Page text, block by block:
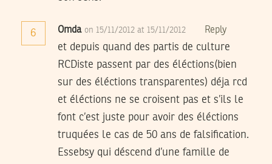
6 Omda on 15/11/2012 at 15/11/2012 Reply
et depuis quand des partis de culture
RCDiste passent par des éléctions(bien
sur des éléctions transparentes) déja rcd
et éléctions ne se croisent pas et s’ils le
font c’est juste pour avoir des éléctions
truquées le cas de 50 ans de falsification.
Essebsy qui déscend d’une famille de